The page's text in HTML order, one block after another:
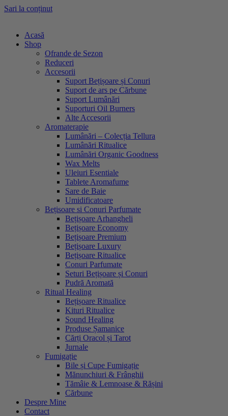
Sari la conținut
Acasă
Shop
Ofrande de Sezon
Reduceri
Accesorii
Suport Bețișoare și Conuri
Suport de ars pe Cărbune
Suport Lumânări
Suporturi Oil Burners
Alte Accesorii
Aromaterapie
Lumânări – Colecția Tellura
Lumânări Ritualice
Lumânări Organic Goodness
Wax Melts
Uleiuri Esentiale
Tablete Aromafume
Sare de Baie
Umidificatoare
Bețisoare si Conuri Parfumate
Bețișoare Arhangheli
Bețișoare Economy
Bețișoare Premium
Bețișoare Luxury
Bețișoare Ritualice
Conuri Parfumate
Seturi Bețișoare și Conuri
Pudră Aromată
Ritual Healing
Bețișoare Ritualice
Kituri Ritualice
Sound Healing
Produse Șamanice
Cărți Oracol și Tarot
Jurnale
Fumigație
Bile și Cupe Fumigație
Mănunchiuri & Frânghii
Tămâie & Lemnoase & Rășini
Cărbune
Despre Mine
Contact